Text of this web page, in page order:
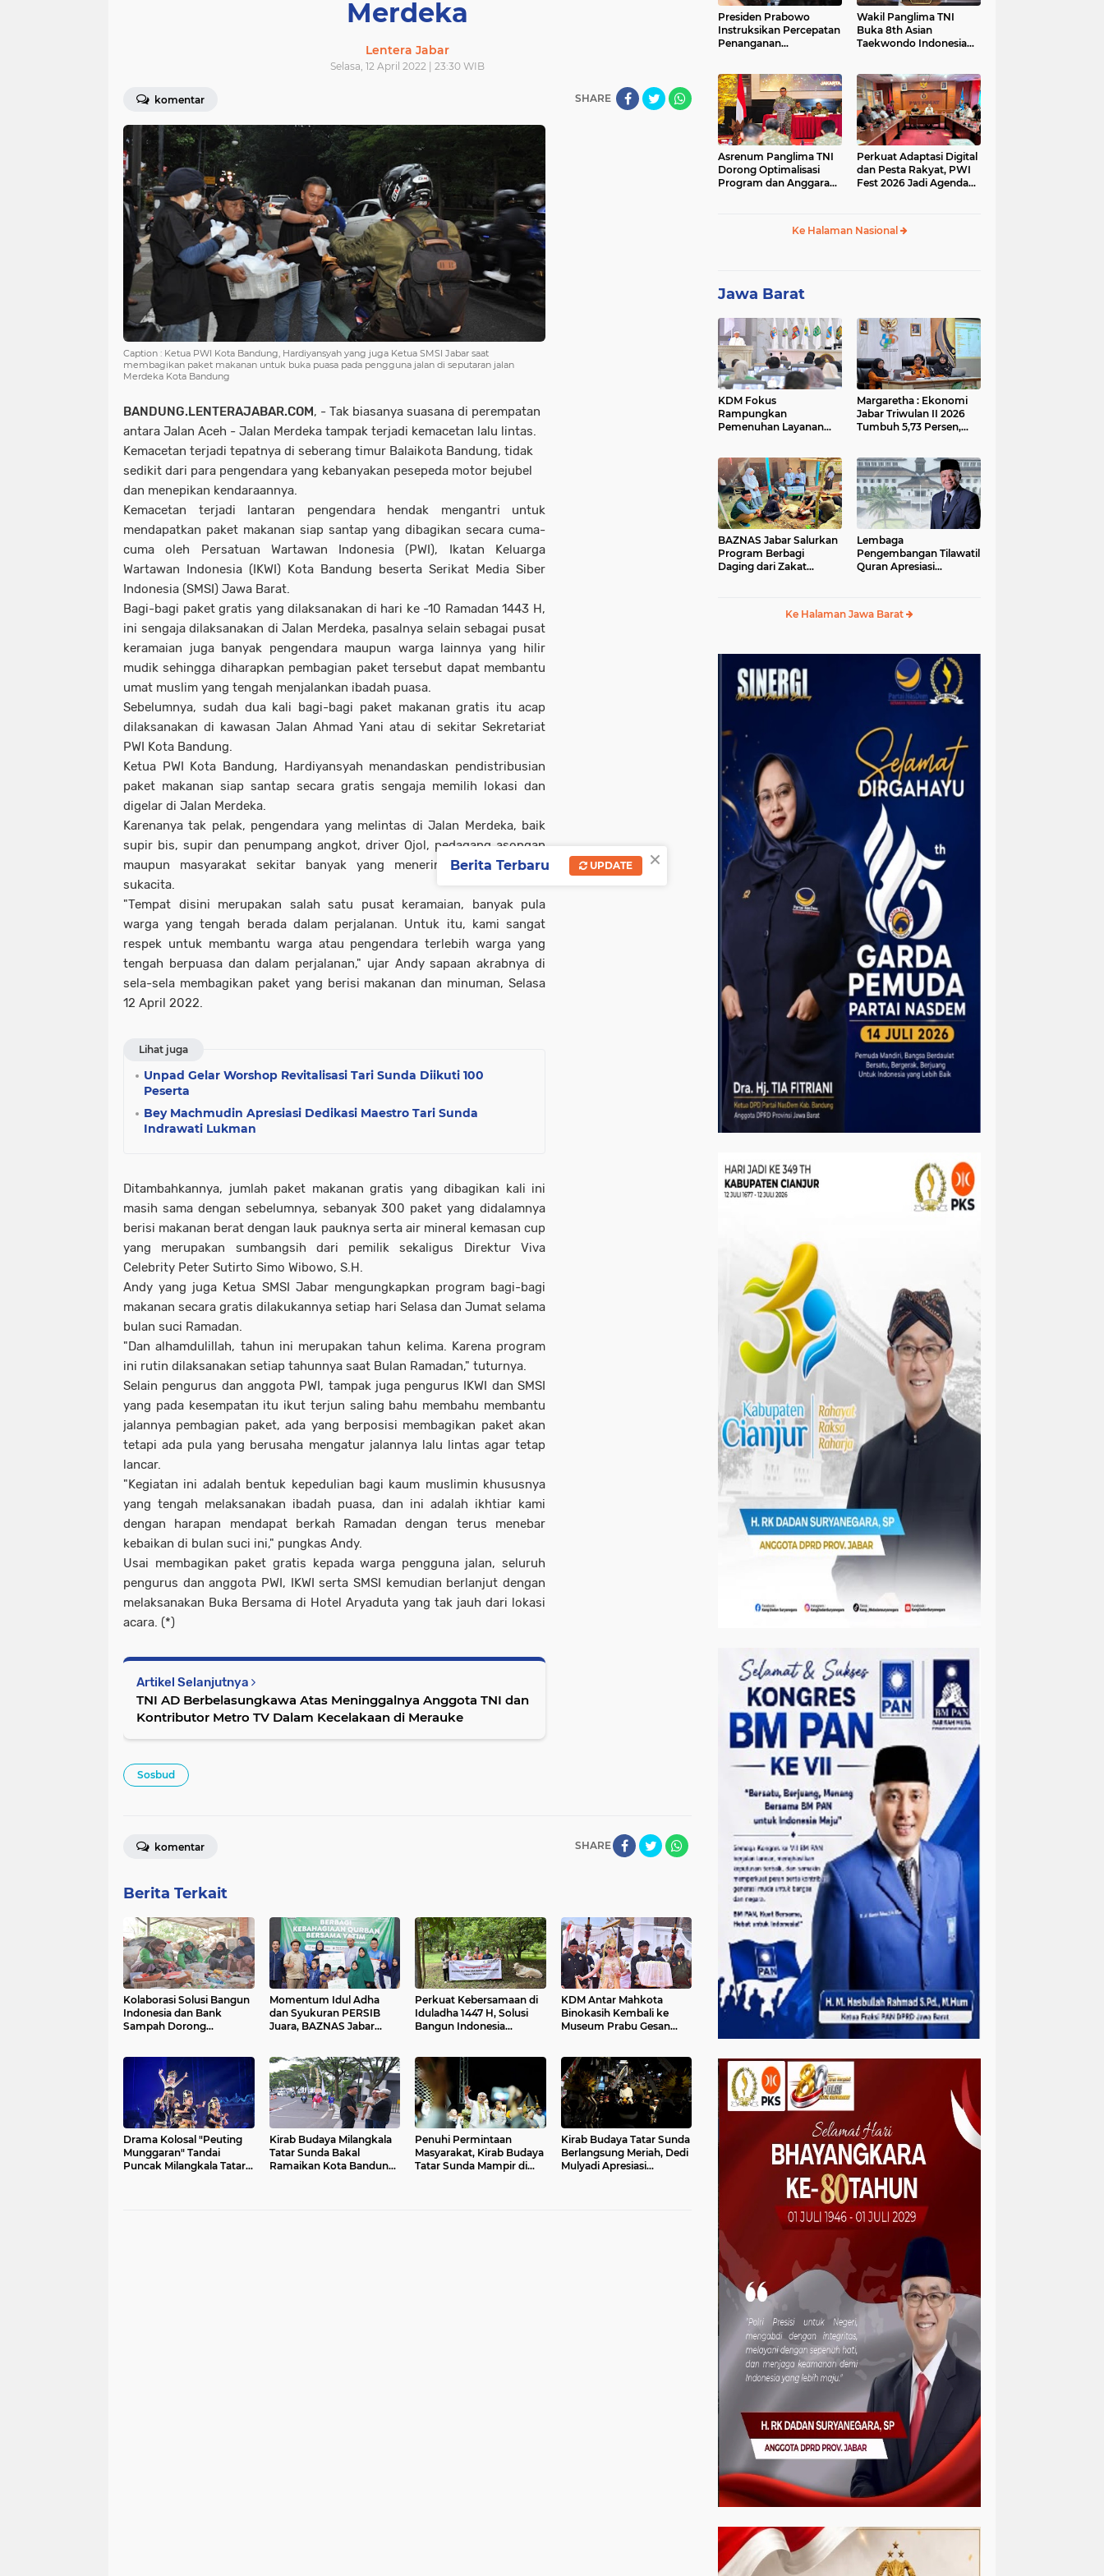
Merdeka
Lentera Jabar
Selasa, 12 April 2022 | 23:30 WIB
komentar SHARE
Caption : Ketua PWI Kota Bandung, Hardiyansyah yang juga Ketua SMSI Jabar saat
membagikan paket makanan untuk buka puasa pada pengguna jalan di seputaran jalan
Merdeka Kota Bandung
BANDUNG.LENTERAJABAR.COM, - Tak biasanya suasana di perempatan
antara Jalan Aceh - Jalan Merdeka tampak terjadi kemacetan lalu lintas.
Kemacetan terjadi tepatnya di seberang timur Balaikota Bandung, tidak
sedikit dari para pengendara yang kebanyakan pesepeda motor bejubel
dan menepikan kendaraannya.
Kemacetan terjadi lantaran pengendara hendak mengantri untuk
mendapatkan paket makanan siap santap yang dibagikan secara cuma-
cuma oleh Persatuan Wartawan Indonesia (PWI), Ikatan Keluarga
Wartawan Indonesia (IKWI) Kota Bandung beserta Serikat Media Siber
Indonesia (SMSI) Jawa Barat.
Bagi-bagi paket gratis yang dilaksanakan di hari ke -10 Ramadan 1443 H,
ini sengaja dilaksanakan di Jalan Merdeka, pasalnya selain sebagai pusat
keramaian juga banyak pengendara maupun warga lainnya yang hilir
mudik sehingga diharapkan pembagian paket tersebut dapat membantu
umat muslim yang tengah menjalankan ibadah puasa.
Sebelumnya, sudah dua kali bagi-bagi paket makanan gratis itu acap
dilaksanakan di kawasan Jalan Ahmad Yani atau di sekitar Sekretariat
PWI Kota Bandung.
Ketua PWI Kota Bandung, Hardiyansyah menandaskan pendistribusian
paket makanan siap santap secara gratis sengaja memilih lokasi dan
digelar di Jalan Merdeka.
Karenanya tak pelak, pengendara yang melintas di Jalan Merdeka, baik
supir bis, supir dan penumpang angkot, driver Ojol, pedagang asongan
maupun masyarakat sekitar banyak yang menerima paket dengan
sukacita.
"Tempat disini merupakan salah satu pusat keramaian, banyak pula
warga yang tengah berada dalam perjalanan. Untuk itu, kami sangat
respek untuk membantu warga atau pengendara terlebih warga yang
tengah berpuasa dan dalam perjalanan," ujar Andy sapaan akrabnya di
sela-sela membagikan paket yang berisi makanan dan minuman, Selasa
12 April 2022.
Lihat juga
Unpad Gelar Worshop Revitalisasi Tari Sunda Diikuti 100
Peserta
Bey Machmudin Apresiasi Dedikasi Maestro Tari Sunda
Indrawati Lukman
Ditambahkannya, jumlah paket makanan gratis yang dibagikan kali ini
masih sama dengan sebelumnya, sebanyak 300 paket yang didalamnya
berisi makanan berat dengan lauk pauknya serta air mineral kemasan cup
yang merupakan sumbangsih dari pemilik sekaligus Direktur Viva
Celebrity Peter Sutirto Simo Wibowo, S.H.
Andy yang juga Ketua SMSI Jabar mengungkapkan program bagi-bagi
makanan secara gratis dilakukannya setiap hari Selasa dan Jumat selama
bulan suci Ramadan.
"Dan alhamdulillah, tahun ini merupakan tahun kelima. Karena program
ini rutin dilaksanakan setiap tahunnya saat Bulan Ramadan," tuturnya.
Selain pengurus dan anggota PWI, tampak juga pengurus IKWI dan SMSI
yang pada kesempatan itu ikut terjun saling bahu membahu membantu
jalannya pembagian paket, ada yang berposisi membagikan paket akan
tetapi ada pula yang berusaha mengatur jalannya lalu lintas agar tetap
lancar.
"Kegiatan ini adalah bentuk kepedulian bagi kaum muslimin khususnya
yang tengah melaksanakan ibadah puasa, dan ini adalah ikhtiar kami
dengan harapan mendapat berkah Ramadan dengan terus menebar
kebaikan di bulan suci ini," pungkas Andy.
Usai membagikan paket gratis kepada warga pengguna jalan, seluruh
pengurus dan anggota PWI, IKWI serta SMSI kemudian berlanjut dengan
melaksanakan Buka Bersama di Hotel Aryaduta yang tak jauh dari lokasi
acara. (*)
Artikel Selanjutnya
TNI AD Berbelasungkawa Atas Meninggalnya Anggota TNI dan
Kontributor Metro TV Dalam Kecelakaan di Merauke
Sosbud
SHARE
komentar
Berita Terkait
Kolaborasi Solusi Bangun
Indonesia dan Bank
Sampah Dorong
Momentum Idul Adha
dan Syukuran PERSIB
Juara, BAZNAS Jabar
Asuhan Ulul Albab
Perkuat Kebersamaan di
Iduladha 1447 H, Solusi
Bangun Indonesia
KDM Antar Mahkota
Binokasih Kembali ke
Museum Prabu Gesan
Drama Kolosal "Peuting
Munggaran" Tandai
Puncak Milangkala Tatar
Kirab Budaya Milangkala
Tatar Sunda Bakal
Ramaikan Kota Bandung
Penuhi Permintaan
Masyarakat, Kirab Budaya
Tatar Sunda Mampir di
Kirab Budaya Tatar Sunda
Berlangsung Meriah, Dedi
Mulyadi Apresiasi
Presiden Prabowo
Instruksikan Percepatan
Penanganan
BBM
Wakil Panglima TNI
Buka 8th Asian
Taekwondo Indonesia
Asrenum Panglima TNI
Dorong Optimalisasi
Program dan Anggaran
Perkuat Adaptasi Digital
dan Pesta Rakyat, PWI
Fest 2026 Jadi Agenda
Ke Halaman Nasional
Jawa Barat
KDM Fokus
Rampungkan
Pemenuhan Layanan
Margaretha : Ekonomi
Jabar Triwulan II 2026
Tumbuh 5,73 Persen,
BAZNAS Jabar Salurkan
Program Berbagi
Daging dari Zakat
Lembaga
Pengembangan Tilawatil
Quran Apresiasi
Ke Halaman Jawa Barat
×
Berita Terbaru UPDATE